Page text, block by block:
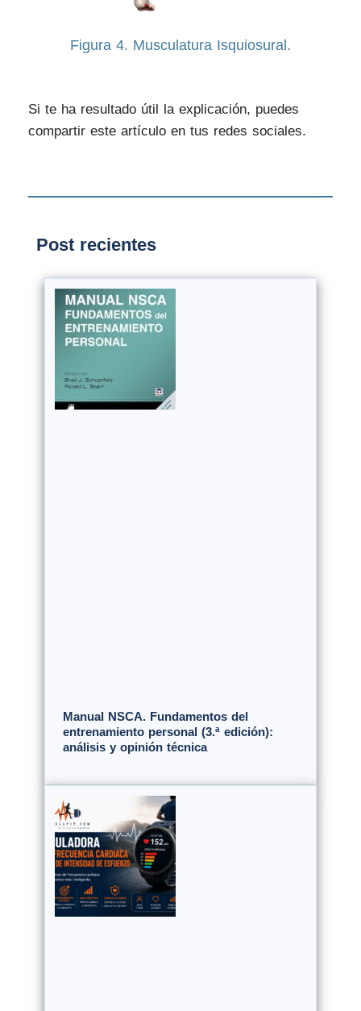
Figura 4. Musculatura Isquiosural.
Si te ha resultado útil la explicación, puedes
compartir este artículo en tus redes sociales.
Post recientes
Manual NSCA. Fundamentos del
entrenamiento personal (3.ª edición):
análisis y opinión técnica